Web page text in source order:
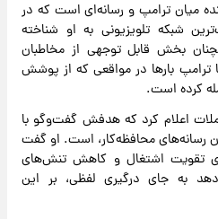
میان ترامپ و رسانه‌ای است که در
شبکه تلویزیونی به او شناخته
بخش قابل توجهی از مخاطبان
ترامپ بارها در مواقعی که از پوشش
کرده است.
اعلام کرد که هدفش گفت‌وگو با
رسانه‌های محافظه‌کار، است. او گفت
تقویت اشتغال و کاهش تنش‌های
به جای درگیری لفظی، بر این